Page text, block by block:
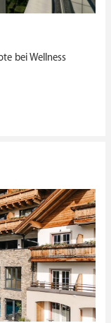
bei Wellness